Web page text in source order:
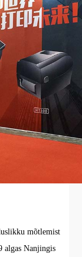
mõtlemist
algas Nanjingis